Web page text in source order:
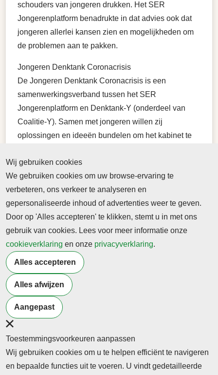
schouders van jongeren drukken. Het SER
Jongerenplatform benadrukte in dat advies ook dat
jongeren allerlei kansen zien en mogelijkheden om
de problemen aan te pakken.
Jongeren Denktank Coronacrisis
De Jongeren Denktank Coronacrisis is een
samenwerkingsverband tussen het SER
Jongerenplatform en Denktank-Y (onderdeel van
Coalitie-Y). Samen met jongeren willen zij
oplossingen en ideeën bundelen om het kabinet te
kijk op maatschappelijke thema’s en hebben vaak
vernieuwende ideeën over de aanpak van
problemen.
Meer artikelen van
Studenten
Welzijn
Wij gebruiken cookies
We gebruiken cookies om uw browse-ervaring te
verbeteren, ons verkeer te analyseren en
gepersonaliseerde inhoud of advertenties weer te geven.
Door op 'Alles accepteren' te klikken, stemt u in met ons
gebruik van cookies. Lees voor meer informatie onze
cookieverklaring en onze privacyverklaring.
Alles accepteren
Alles afwijzen
Aangepast
Toestemmingsvoorkeuren aanpassen
Wij gebruiken cookies om u te helpen efficiënt te navigeren
en bepaalde functies uit te voeren. U vindt gedetailleerde